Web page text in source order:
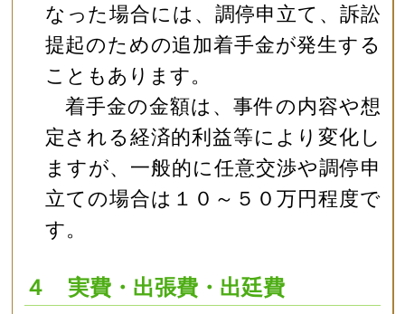
なった場合には、調停申立て、訴訟
提起のための追加着手金が発生する
こともあります。
着手金の金額は、事件の内容や想
定される経済的利益等により変化し
ますが、一般的に任意交渉や調停申
立ての場合は１０～５０万円程度で
す。
４ 実費・出張費・出廷費